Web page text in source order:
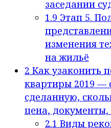
заседании
1.9 Этап 5.
изменения
на жильё
2 Как узаконить
квартиры 2019 —
сделанную,
цена,
2.1 Виды